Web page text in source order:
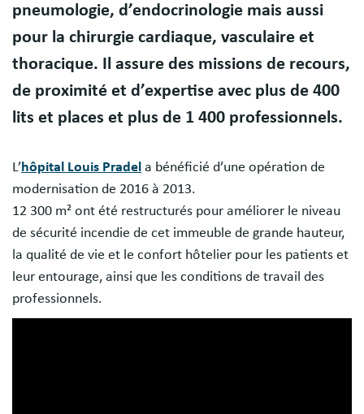
pneumologie, d’endocrinologie mais aussi
pour la chirurgie cardiaque, vasculaire et
thoracique. Il assure des missions de recours,
de proximité et d’expertise avec plus de 400
lits et places et plus de 1 400 professionnels.
L’hôpital Louis Pradel a bénéficié d’une opération de
modernisation de 2016 à 2013.
12 300 m² ont été restructurés pour améliorer le niveau
de sécurité incendie de cet immeuble de grande hauteur,
la qualité de vie et le confort hôtelier pour les patients et
leur entourage, ainsi que les conditions de travail des
professionnels.